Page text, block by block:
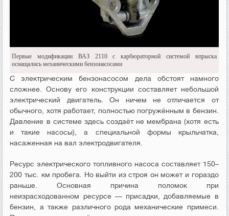
Первые модификации ВАЗ 2110 с карбюраторной системой впрыска
оснащались механическими бензонасосами
С электрическим бензонасосом дела обстоят намного
сложнее. Основу его конструкции составляет небольшой
электрический двигатель. Он ничем не отличается от
обычного, хотя работает, полностью погружённым в бензин.
Давление в системе здесь создаёт не мембрана (хотя есть
и такие насосы), а специальной формы крыльчатка,
насаженная на вал электродвигателя.
Ресурс электрического топливного насоса составляет 150–
200 тыс. км пробега. Но выйти из строя он может и гораздо
раньше. Основная причина поломок при
неизрасходованном ресурсе — присадки, добавляемые в
бензин, а также различного рода механические примеси.